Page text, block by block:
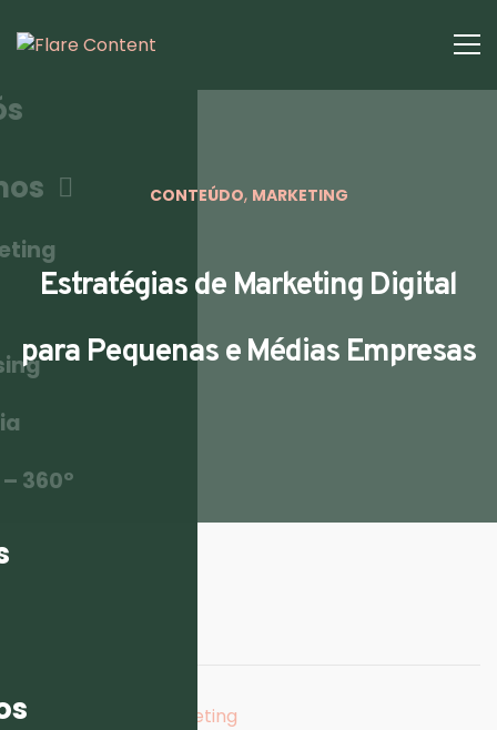
360º
CONTEÚDO, MARKETING
Estratégias de Marketing Digital
para Pequenas e Médias Empresas
Estratégias De Marketing